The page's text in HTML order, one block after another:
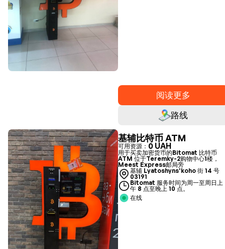
阅读更多
路线
基辅比特币 ATM
可用资源： 0 UAH
用于买卖加密货币的Bitomat 比特币
ATM 位于Teremky-2购物中心1楼，
Meest Express邮局旁
基辅 Lyatoshyns'koho 街 14 号
03191
Bitomat 服务时间为周一至周日上
午 8 点至晚上 10 点。
在线